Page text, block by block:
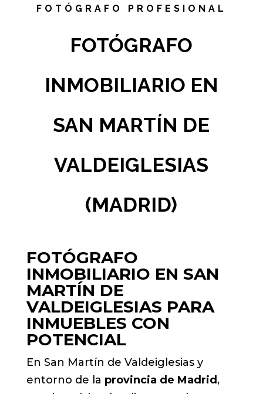
FOTÓGRAFO PROFESIONAL
FOTÓGRAFO
INMOBILIARIO EN
SAN MARTÍN DE
VALDEIGLESIAS
(MADRID)
FOTÓGRAFO
INMOBILIARIO EN SAN
MARTÍN DE
VALDEIGLESIAS PARA
INMUEBLES CON
POTENCIAL
En San Martín de Valdeiglesias y
entorno de la provincia de Madrid ,